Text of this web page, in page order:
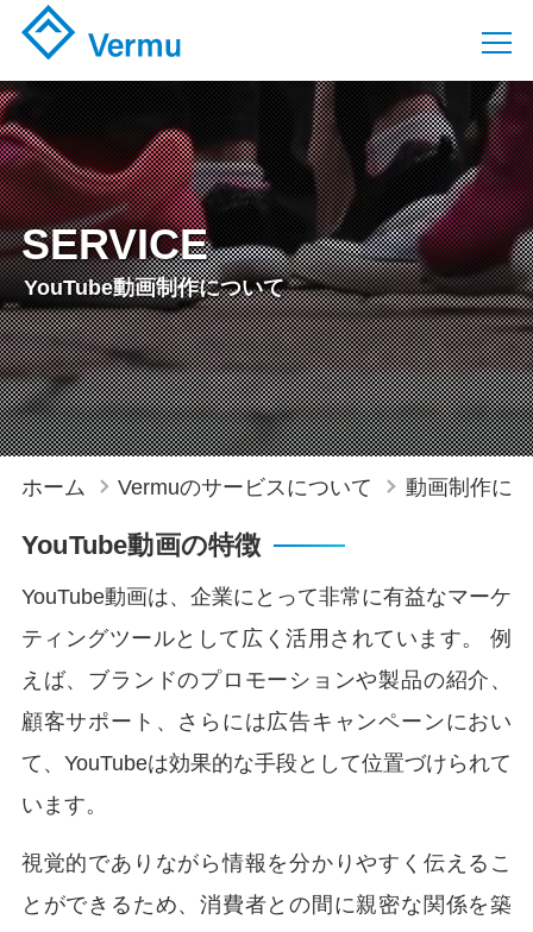
SERVICE
YouTube動画制作について
ホーム Vermuのサービスについて 動画制作に
YouTube動画の特徴
YouTube動画は、企業にとって非常に有益なマーケ
ティングツールとして広く活用されています。 例
えば、ブランドのプロモーションや製品の紹介、
顧客サポート、さらには広告キャンペーンにおい
て、YouTubeは効果的な手段として位置づけられて
います。
視覚的でありながら情報を分かりやすく伝えるこ
とができるため、消費者との間に親密な関係を築